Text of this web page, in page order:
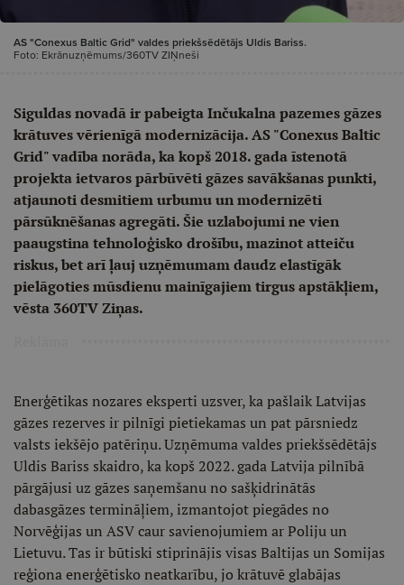
AS "Conexus Baltic Grid" valdes priekšsēdētājs Uldis Bariss.
Foto: Ekrānuzņēmums/360TV ZIŅneši
Siguldas novadā ir pabeigta Inčukalna pazemes gāzes
krātuves vērienīgā modernizācija. AS "Conexus Baltic
Grid" vadība norāda, ka kopš 2018. gada īstenotā
projekta ietvaros pārbūvēti gāzes savākšanas punkti,
atjaunoti desmitiem urbumu un modernizēti
pārsūknēšanas agregāti. Šie uzlabojumi ne vien
paaugstina tehnoloģisko drošību, mazinot atteiču
riskus, bet arī ļauj uzņēmumam daudz elastīgāk
pielāgoties mūsdienu mainīgajiem tirgus apstākļiem,
vēsta 360TV Ziņas.
Enerģētikas nozares eksperti uzsver, ka pašlaik Latvijas
gāzes rezerves ir pilnīgi pietiekamas un pat pārsniedz
valsts iekšējo patēriņu. Uzņēmuma valdes priekšsēdētājs
Uldis Bariss skaidro, ka kopš 2022. gada Latvija pilnībā
pārgājusi uz gāzes saņemšanu no sašķidrinātās
dabasgāzes termināļiem, izmantojot piegādes no
Norvēģijas un ASV caur savienojumiem ar Poliju un
Lietuvu. Tas ir būtiski stiprinājis visas Baltijas un Somijas
reģiona enerģētisko neatkarību, jo krātuvē glabājas